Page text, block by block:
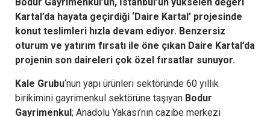
Kartal’da hayata geçirdiği ‘Daire Kartal’ projesinde
konut teslimleri hızla devam ediyor. Benzersiz
oturum ve yatırım fırsatı ile öne çıkan Daire Kartal’da
projenin son daireleri çok özel fırsatlar sunuyor.
Kale Grubu‘nun yapı ürünleri sektöründe 60 yıllık
birikimini gayrimenkul sektörüne taşıyan Bodur
Gayrimenkul; Anadolu Yakası’nın cazibe merkezi